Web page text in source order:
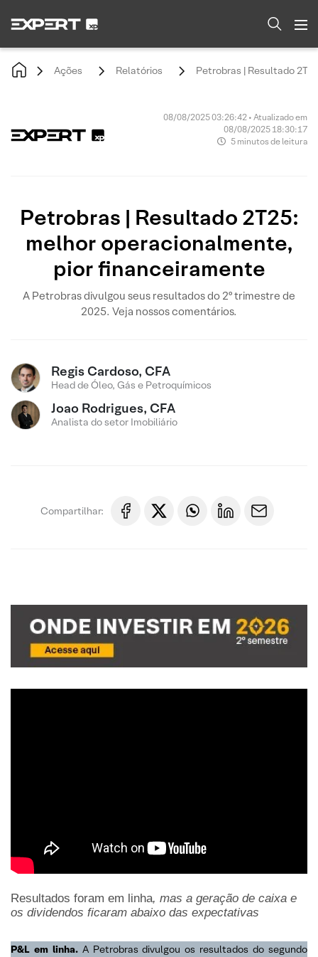
Ações Relatórios Petrobras | Resultado
08/08/2025 03:26:42 • Atualizado em
08/08/2025 18:30:17
5 minutos de leitura
Petrobras | Resultado 2T25:
melhor operacionalmente,
pior financeiramente
A Petrobras divulgou seus resultados do 2º trimestre de
2025. Veja nossos comentários.
Regis Cardoso, CFA
Head de Óleo, Gás e Petroquímicos
Joao Rodrigues, CFA
Analista do setor Imobiliário
Compartilhar:
Resultados foram em linha, mas a geração de caixa e
os dividendos ficaram abaixo das expectativas
P&L em linha.A Petrobras divulgou os resultados do segundo